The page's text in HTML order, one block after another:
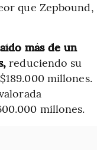
que Zepbound,
más de un
reduciendo su
millones.
millones.